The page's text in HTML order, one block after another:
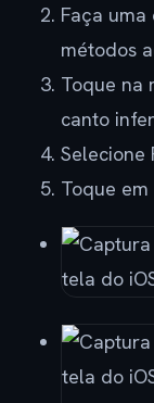
Faça
métodos
Toque na
canto
Selecione
Toque